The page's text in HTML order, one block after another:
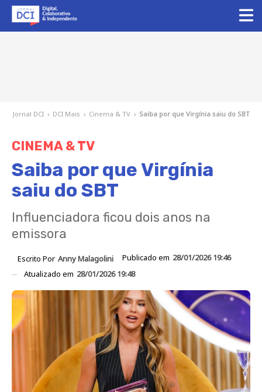
Jornal DCI › DCI Mais › Cinema & TV › Saiba por que Virgínia saiu do SBT
CINEMA & TV
Saiba por que Virgínia
saiu do SBT
Influenciadora ficou dois anos na
emissora
Escrito Por Anny Malagolini Publicado em 28/01/2026 19:46
Atualizado em 28/01/2026 19:48